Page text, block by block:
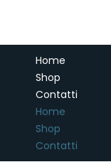
Home
Shop
Contatti
Home
Shop
Contatti